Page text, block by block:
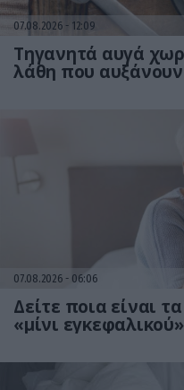
07.08.2026 12:09
Τηγανητά αυγά
λάθη που αυξάνουν
07.08.2026 06:06
Δείτε ποια είναι
«μίνι